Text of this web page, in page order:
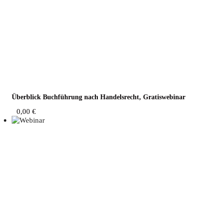
Über­blick Buch­füh­rung nach Han­dels­recht, Gratiswebinar
0,00 €